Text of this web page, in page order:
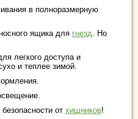
в полноразмерную
ящика для гнезд . Но
легкого доступа и
и теплее зимой.
от хищников!